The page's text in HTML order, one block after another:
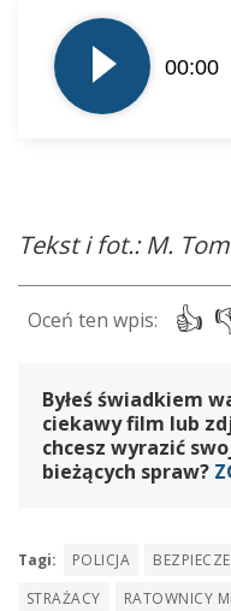
plików
dźwiękowych
00:00
Tekst i fot.: M.
Byłeś świadkiem
ciekawy film lub
chcesz wyrazić
bieżących spraw?
Tagi: POLICJA
STRAŻACY
RATOWNICY